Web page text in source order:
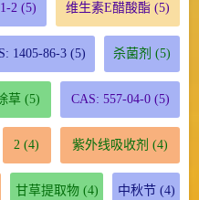
2 (5) 维生素E醋酸酯 (5)
1405-86-3(5) 杀菌剂 (5)
草 (5) CAS: 557-04-0(5)
2 (4) 紫外线吸收剂 (4)
甘草提取物(4) 中秋节(4)